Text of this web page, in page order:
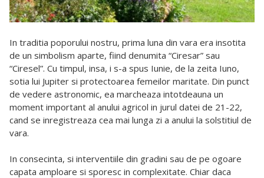
In traditia poporului nostru, prima luna din vara era insotita
de un simbolism aparte, fiind denumita “Ciresar” sau
“Ciresel”. Cu timpul, insa, i s-a spus Iunie, de la zeita Iuno,
sotia lui Jupiter si protectoarea femeilor maritate. Din punct
de vedere astronomic, ea marcheaza intotdeauna un
moment important al anului agricol in jurul datei de 21-22,
cand se inregistreaza cea mai lunga zi a anului la solstitiul de
vara.
In consecinta, si interventiile din gradini sau de pe ogoare
capata amploare si sporesc in complexitate. Chiar daca